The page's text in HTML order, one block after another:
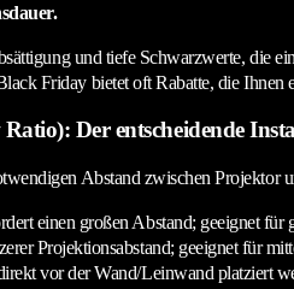
und tiefe Schwarzwerte, die
Friday bietet oft Rabatte, die Ihnen
Der entscheidende
Abstand zwischen Projektor
einen großen Abstand; geeignet für
Projektionsabstand; geeignet für
vor der Wand/Leinwand platziert